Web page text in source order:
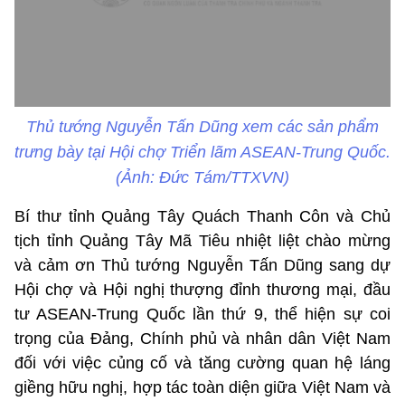
Thủ tướng Nguyễn Tấn Dũng xem các sản phẩm
trưng bày tại Hội chợ Triển lãm ASEAN-Trung Quốc.
(Ảnh: Đức Tám/TTXVN)
Bí thư tỉnh Quảng Tây Quách Thanh Côn và Chủ
tịch tỉnh Quảng Tây Mã Tiêu nhiệt liệt chào mừng
và cảm ơn Thủ tướng Nguyễn Tấn Dũng sang dự
Hội chợ và Hội nghị thượng đỉnh thương mại, đầu
tư ASEAN-Trung Quốc lần thứ 9, thể hiện sự coi
trọng của Đảng, Chính phủ và nhân dân Việt Nam
đối với việc củng cố và tăng cường quan hệ láng
giềng hữu nghị, hợp tác toàn diện giữa Việt Nam và